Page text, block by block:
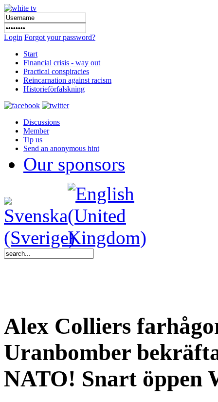
Login Forgot your password?
Start
Financial crisis - way out
Practical conspiracies
Reincarnation against racism
Historieförfalskning
Discussions
Member
Tip us
Send an anonymous hint
Our sponsors
Alex Colliers
Uranbomber
NATO! Snart öppen